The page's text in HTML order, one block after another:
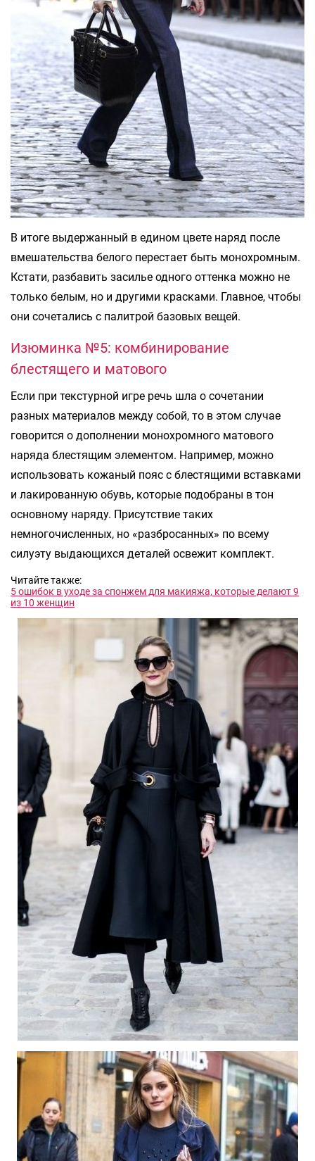
В итоге выдержанный в едином цвете наряд после
вмешательства белого перестает быть монохромным.
Кстати, разбавить засилье одного оттенка можно не
только белым, но и другими красками. Главное, чтобы
они сочетались с палитрой базовых вещей.
Изюминка №5: комбинирование
блестящего и матового
Если при текстурной игре речь шла о сочетании
разных материалов между собой, то в этом случае
говорится о дополнении монохромного матового
наряда блестящим элементом. Например, можно
использовать кожаный пояс с блестящими вставками
и лакированную обувь, которые подобраны в тон
основному наряду. Присутствие таких
немногочисленных, но «разбросанных» по всему
силуэту выдающихся деталей освежит комплект.
Читайте также:
5 ошибок в уходе за спонжем для макияжа, которые делают 9
из 10 женщин